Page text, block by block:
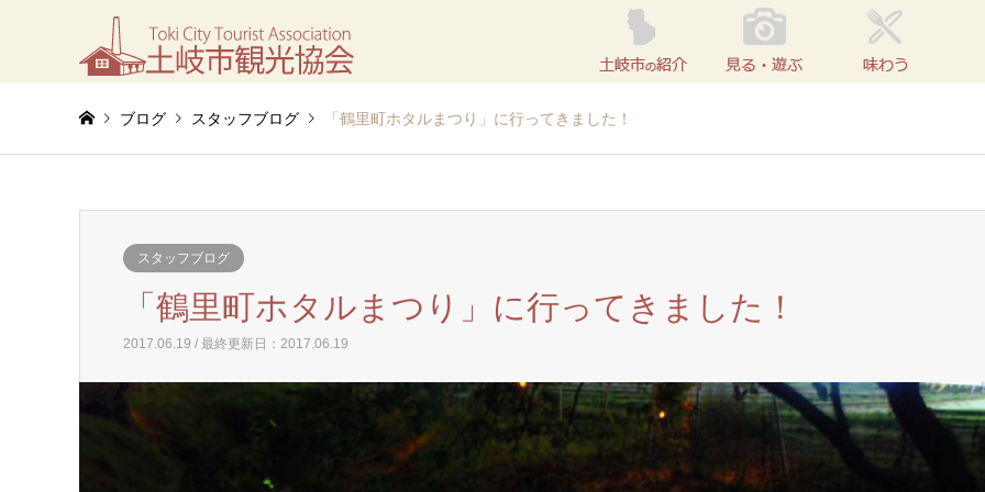
ブログ スタッフブログ 「鶴里町ホタルまつり」に行ってきました！
スタッフブログ
「鶴里町ホタルまつり」に行ってきました！
2017.06.19 / 最終更新日：2017.06.19